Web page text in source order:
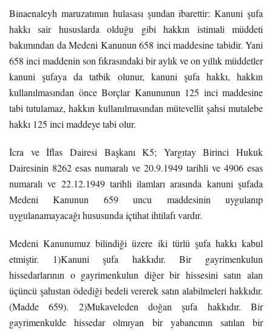
Binaenaleyh maruzatımın hulasası şundan ibarettir: Kanuni şufa
hakkı sair hususlarda olduğu gibi hakkın istimali müddeti
bakımından da Medeni Kanunun 658 inci maddesine tabidir. Yani
658 inci maddenin son fıkrasındaki bir aylık ve on yıllık müddetler
kanuni şufaya da tatbik olunur, kanuni şufa hakkı, hakkın
kullanılmasından önce Borçlar Kanununun 125 inci maddesine
tabi tutulamaz, hakkın kullanılmasından mütevellit şahsi mutalebe
hakkı 125 inci maddeye tabi olur.
İcra ve İflas Dairesi Başkanı K5; Yargıtay Birinci Hukuk
Dairesinin 8262 esas numaralı ve 20.9.1949 tarihli ve 4906 esas
numaralı ve 22.12.1949 tarihli ilamları arasında kanuni şufada
Medeni Kanunun 659 uncu maddesinin uygulanıp
uygulanamayacağı hususunda içtihat ihtilafı vardır.
Medeni Kanunumuz bilindiği üzere iki türlü şufa hakkı kabul
etmiştir. 1)Kanuni şufa hakkıdır. Bir gayrimenkulun
hissedarlarının o gayrimenkulun diğer bir hissesini satın alan
üçüncü şahıstan ödediği bedeli vererek satın alabilmeleri hakkıdır.
(Madde 659). 2)Mukaveleden doğan şufa hakkıdır. Bir
gayrimenkulde hissedar olmıyan bir yabancının satılan bir